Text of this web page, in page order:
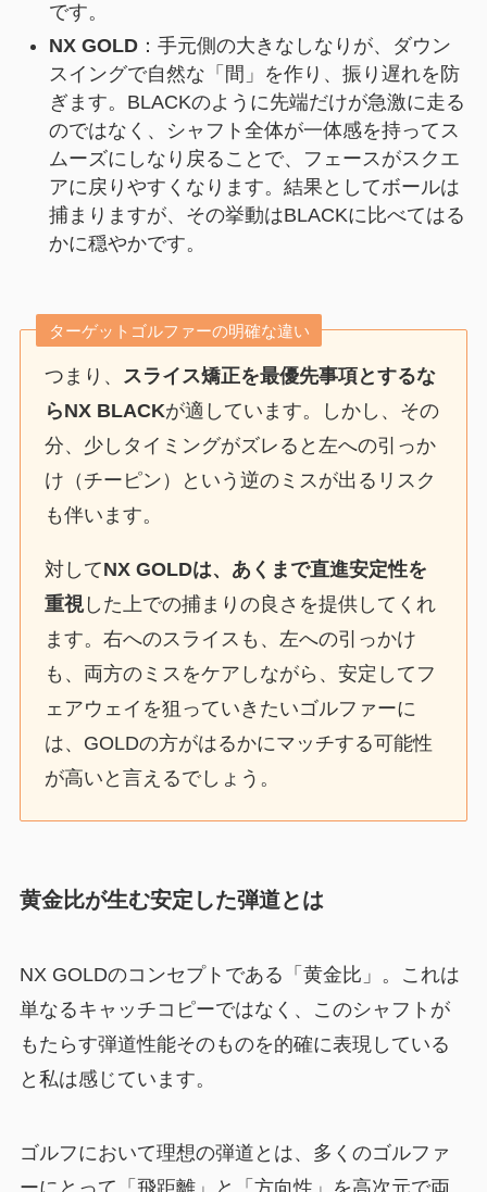
です。
NX GOLD：手元側の大きなしなりが、ダウン
スイングで自然な「間」を作り、振り遅れを防
ぎます。BLACKのように先端だけが急激に走る
のではなく、シャフト全体が一体感を持ってス
ムーズにしなり戻ることで、フェースがスクエ
アに戻りやすくなります。結果としてボールは
捕まりますが、その挙動はBLACKに比べてはる
かに穏やかです。
ターゲットゴルファーの明確な違い
つまり、 スライス矯正を最優先事項とするな
らNX BLACKが適しています。しかし、その
分、少しタイミングがズレると左への引っか
け（チーピン）という逆のミスが出るリスク
も伴います。
対してNX GOLDは、あくまで直進安定性を
重視した上での捕まりの良さを提供してくれ
ます。右へのスライスも、左への引っかけ
も、両方のミスをケアしながら、安定してフ
ェアウェイを狙っていきたいゴルファーに
は、GOLDの方がはるかにマッチする可能性
が高いと言えるでしょう。
黄金比が生む安定した弾道とは
NX GOLDのコンセプトである「黄金比」。これは
単なるキャッチコピーではなく、このシャフトが
もたらす弾道性能そのものを的確に表現している
と私は感じています。
ゴルフにおいて理想の弾道とは、多くのゴルファ